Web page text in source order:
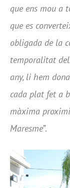
que ens mou a
que es
obligada de la
temporalitat
any, li hem
cada plat fet a
màxima
Maresme”.